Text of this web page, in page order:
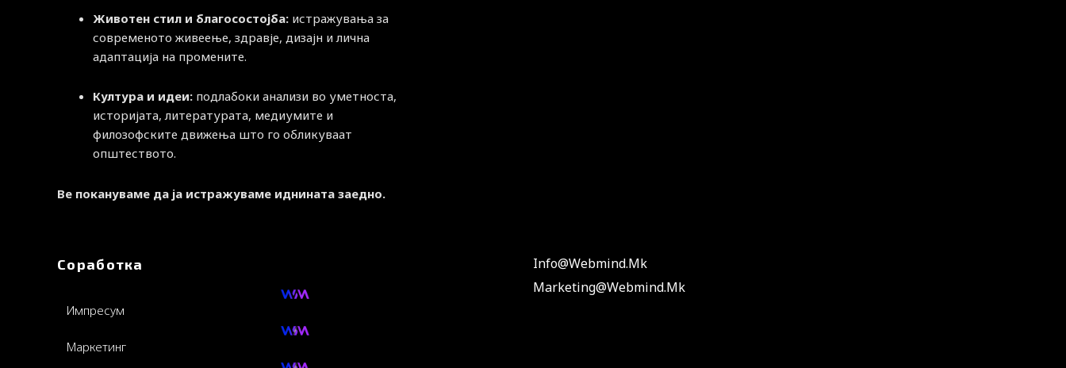
Животен стил и благосостојба: истражувања за
современото живеење, здравје, дизајн и лична
адаптација на промените.
Култура и идеи: подлабоки анализи во уметноста,
историјата, литературата, медиумите и
филозофските движења што го обликуваат
општеството.
Ве покануваме да ја истражуваме иднината заедно.
Соработка
Импресум
Маркетинг
Info@webmind.mk
Marketing@webmind.mk